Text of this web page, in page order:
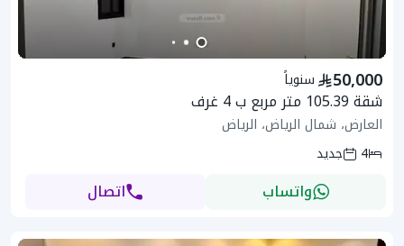
سنوياً 50,000
شقة 105.39 متر مربع ب 4 غرف
العارض، شمال الرياض، الرياض
4
جديد
واتساب اتصال